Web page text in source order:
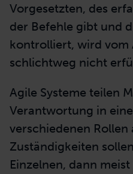
Vorgesetzten, des
der Befehle gibt und
kontrolliert, wird vom
schlichtweg nicht
Agile Systeme teilen
Verantwortung in
verschiedenen Rollen
Zuständigkeiten
Einzelnen, dann